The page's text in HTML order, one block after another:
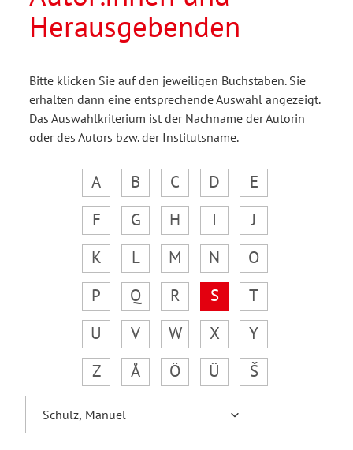
Herausgebenden
Bitte klicken Sie auf den jeweiligen Buchstaben. Sie
erhalten dann eine entsprechende Auswahl angezeigt.
Das Auswahlkriterium ist der Nachname der Autorin
oder des Autors bzw. der Institutsname.
A B C D
E
F
G H I
J
K
L M N
O
P
Q R S
T
U
V W X
Y
Z
Å Ö Ü Š